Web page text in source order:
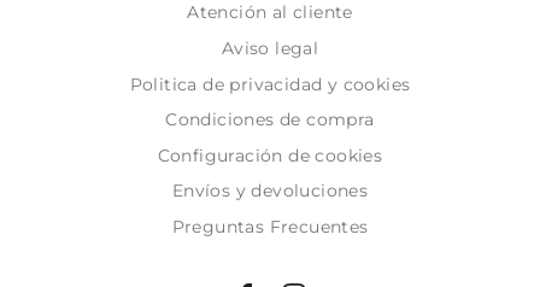
Atención al cliente
Aviso legal
Politica de privacidad y cookies
Condiciones de compra
Configuración de cookies
Envíos y devoluciones
Preguntas Frecuentes